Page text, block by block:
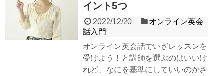
イント5つ
2022/12/20
オンライン英会
話入門
オンライン英会話でいざレッスンを
受けよう！と講師を選ぶのはいいけ
れど、なにを基準にしていいのかさ